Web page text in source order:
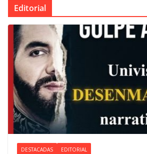
Editorial
DESTACADAS EDITORIAL